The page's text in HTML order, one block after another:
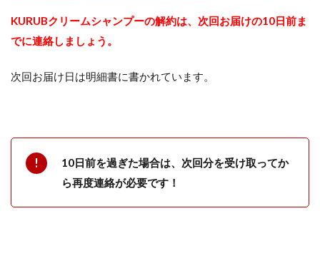
KURUBクリームシャンプーの解約は、次回お届けの10日前ま
でに連絡しましょう。
次回お届け日は明細書に書かれています。
10日前を過ぎた場合は、次回分を受け取ってか
ら再度連絡が必要です！